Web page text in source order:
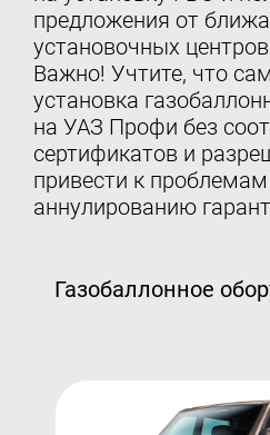
предложения от
установочных
Важно! Учтите, что
установка
на УАЗ Профи без
сертификатов и
привести к
аннулированию
Газобаллонное